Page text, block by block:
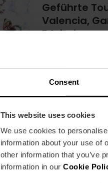
Consent
This website uses cookies
We use cookies to
information about your use of
other information that you’ve
information in our Cookie
Geführte
Valencia,
Erlebnis
Von35,00 €